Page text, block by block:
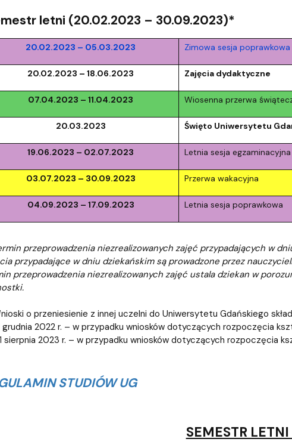
letni (20.02.2023 – 30.09.2023)*
20.02.2023 – 05.03.2023 Zimowa sesja
20.02.2023 – 18.06.2023 Zajęcia dydaktyczne
07.04.2023 – 11.04.2023 Wiosenna przerwa
20.03.2023 Święto Uniwersytetu
19.06.2023 – 02.07.2023 Letnia sesja
03.07.2023 – 30.09.2023 Przerwa wakacyjna
04.09.2023 – 17.09.2023 Letnia sesja poprawkowa
przeprowadzenia niezrealizowanych zajęć przypadających w
przypadające w dniu dziekańskim są prowadzone przez
przeprowadzenia niezrealizowanych zajęć ustala dziekan w
o przeniesienie z innej uczelni do Uniwersytetu Gdańskiego
grudnia 2022 r. – w przypadku wniosków dotyczących rozpoczęcia
sierpnia 2023 r. – w przypadku wniosków dotyczących rozpoczęcia
STUDIÓW UG
SEMESTR